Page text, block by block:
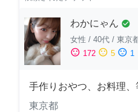
わかにゃん check_circle
女性 / 40代 / 東京
sentiment_satisfied 172 sentiment_neutral 5 sentiment_dissatisfied 1
手作りおやつ、お料理、
東京都